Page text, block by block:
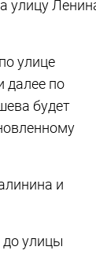
улицу
улице
далее по
будет
и
улицы